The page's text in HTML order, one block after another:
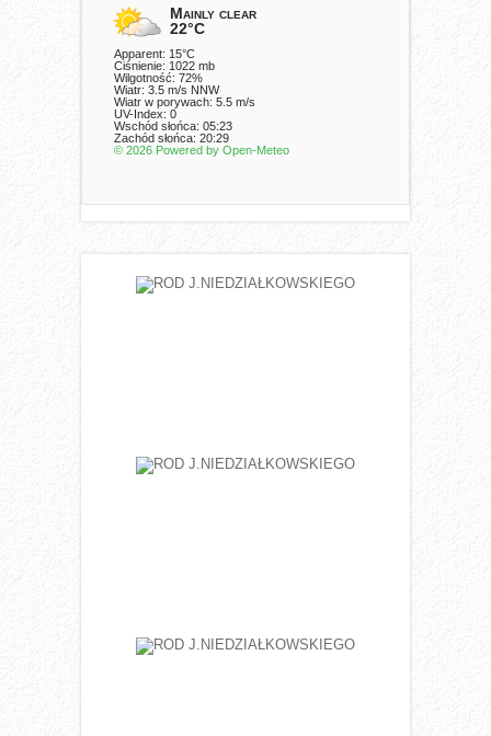
Mainly clear
22°C
Apparent: 15°C
Ciśnienie: 1022 mb
Wilgotność: 72%
Wiatr: 3.5 m/s NNW
Wiatr w porywach: 5.5 m/s
UV-Index: 0
Wschód słońca: 05:23
Zachód słońca: 20:29
© 2026 Powered by Open-Meteo